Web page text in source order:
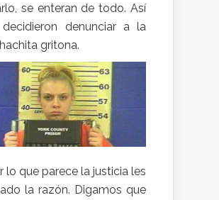
se enteran de todo. Así
denunciar a la
gritona.
lo que parece la justicia les
la razón. Digamos que